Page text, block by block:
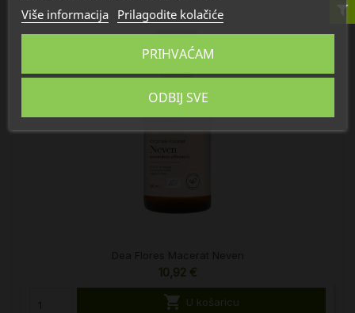
10,92 €
 U košaricu
Više informacija Prilagodite kolačiće
ODBIJ SVE
PRIHVAĆAM